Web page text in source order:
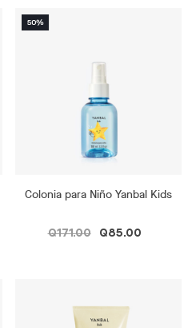
Colonia para Niño Yanbal Kids
Q171.00 Q85.00